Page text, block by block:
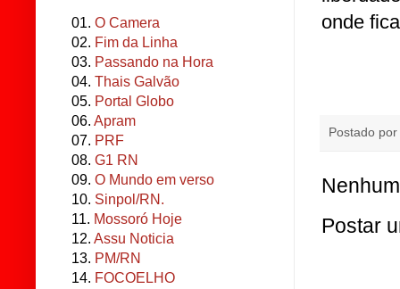
onde
Postado por
Postar
01. O Camera
02. Fim da Linha
03. Passando na Hora
04. Thais Galvão
05. Portal Globo
06. Apram
07. PRF
08. G1 RN
09. O Mundo em verso
10. Sinpol/RN.
11. Mossoró Hoje
12. Assu Noticia
13. PM/RN
14. FOCOELHO